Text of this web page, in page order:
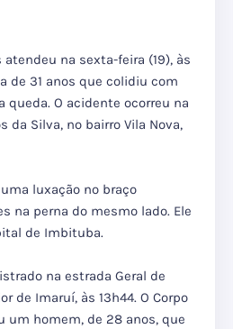
atendeu na sexta-feira (19), às
de 31 anos que colidiu com
queda. O acidente ocorreu na
da Silva, no bairro Vila Nova,
luxação no braço
na perna do mesmo lado. Ele
de Imbituba.
na estrada Geral de
de Imaruí, às 13h44. O Corpo
um homem, de 28 anos, que